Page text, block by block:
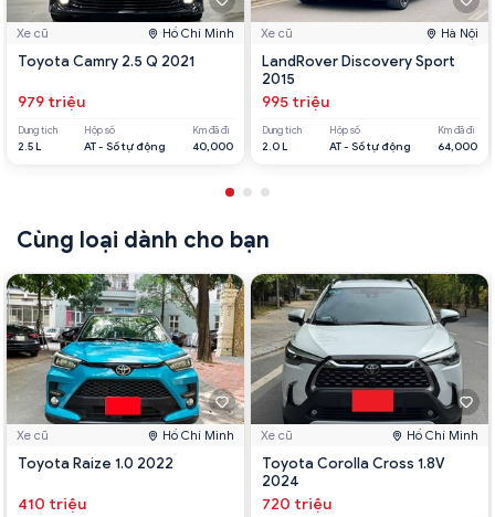
Xe cũ Hồ Chí Minh
Toyota Camry 2.5 Q 2021
979 triệu
Dung tích
2.5 L
Hộp số
AT - Số tự động
Km đã đi
40,000
Xe cũ Hà Nội
LandRover Discovery Sport
2015
995 triệu
Dung tích
2.0 L
Hộp số
AT - Số tự động
Km đã đi
64,000
Cùng loại dành cho bạn
Xe cũ Hồ Chí Minh
Toyota Raize 1.0 2022
410 triệu
Xe cũ Hồ Chí Minh
Toyota Corolla Cross 1.8V
2024
720 triệu